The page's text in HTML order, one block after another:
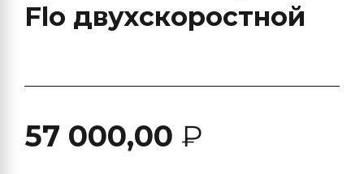
Flo двухскоростной
57 000,00 ₽